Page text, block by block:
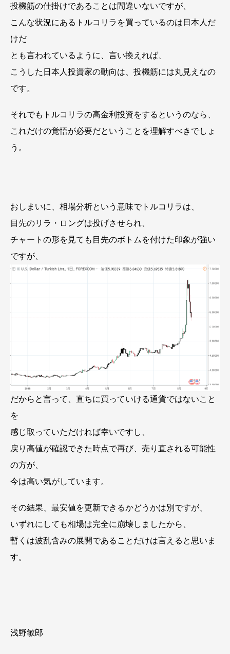
投機筋の仕掛けであることは間違いないですが、
こんな状況にあるトルコリラを買っているのは日本人だ
けだ
とも言われているように、言い換えれば、
こうした日本人投資家の動向は、投機筋には丸見えなの
です。
それでもトルコリラの高金利投資をするというのなら、
これだけの覚悟が必要だということを理解すべきでしょ
う。
おしまいに、相場分析という意味でトルコリラは、
目先のリラ・ロングは投げさせられ、
チャートの形を見ても目先のボトムを付けた印象が強い
ですが、
だからと言って、直ちに買っていける通貨ではないこと
を
感じ取っていただければ幸いですし、
戻り高値が確認できた時点で再び、売り直される可能性
の方が、
今は高い気がしています。
その結果、最安値を更新できるかどうかは別ですが、
いずれにしても相場は完全に崩壊しましたから、
暫くは波乱含みの展開であることだけは言えると思いま
す。
浅野敏郎